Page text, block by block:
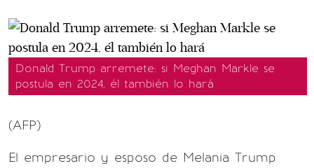
Donald Trump arremete: si Meghan Markle se
postula en 2024, él también lo hará
(AFP)
El empresario y esposo de Melania Trump